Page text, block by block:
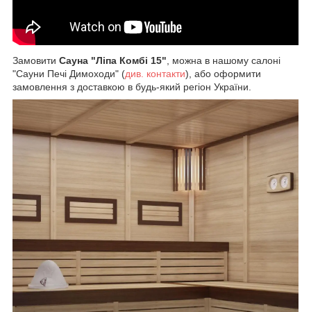
Замовити Сауна "Ліпа Комбі 15" , можна в нашому салоні
"Сауни Печі Димоходи" (див. контакти), або оформити
замовлення з доставкою в будь-який регіон України.